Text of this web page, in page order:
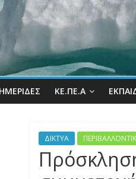
ΚΕ.ΠΕ.Α
ΔΙΚΤΥΑ